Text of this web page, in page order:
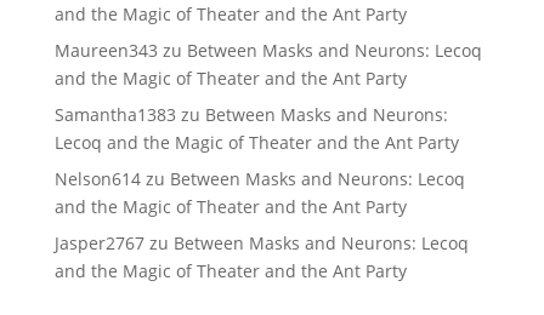
and the Magic of Theater and the Ant Party
Maureen343 zu Between Masks and Neurons: Lecoq
and the Magic of Theater and the Ant Party
Samantha1383 zu Between Masks and Neurons:
Lecoq and the Magic of Theater and the Ant Party
Nelson614zu Between Masks and Neurons: Lecoq
and the Magic of Theater and the Ant Party
Jasper2767zu Between Masks and Neurons: Lecoq
and the Magic of Theater and the Ant Party